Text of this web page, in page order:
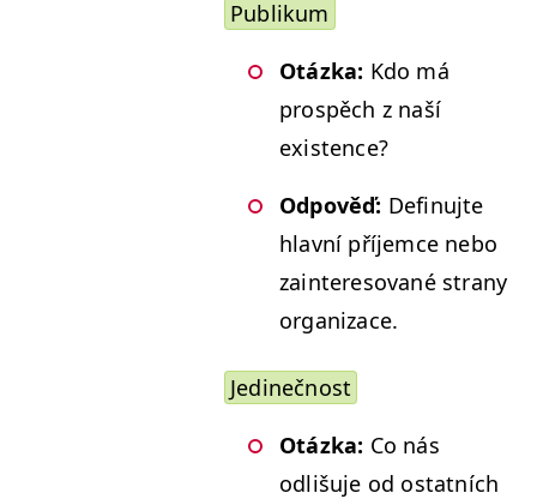
Pub­likum
Otáz­ka: Kdo má
prospěch z naší
existence?
Odpověď: Defin­u­jte
hlavní pří­jem­ce nebo
zain­tereso­vané strany
organizace.
Jedinečnost
Otáz­ka: Co nás
odlišu­je od ostat­ních